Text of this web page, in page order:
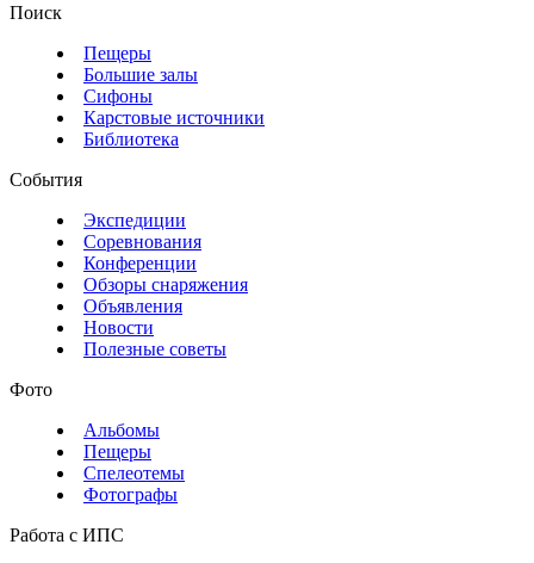
Поиск
Пещеры
Большие залы
Сифоны
Карстовые источники
Библиотека
События
Экспедиции
Соревнования
Конференции
Обзоры снаряжения
Объявления
Новости
Полезные советы
Фото
Альбомы
Пещеры
Спелеотемы
Фотографы
Работа с ИПС